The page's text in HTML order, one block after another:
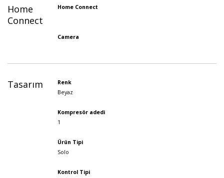
Home
Connect
Home Connect
Camera
Tasarım
Renk
Beyaz
Kompresör adedi
1
Ürün Tipi
Solo
Kontrol Tipi